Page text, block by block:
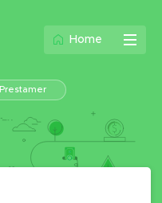
Home
Prestamer